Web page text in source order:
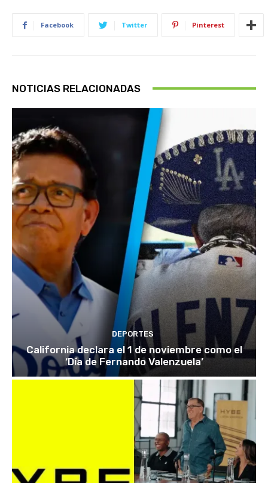
Facebook Twitter Pinterest
NOTICIAS RELACIONADAS
DEPORTES
California declara el 1 de noviembre como el
‘Día de Fernando Valenzuela’